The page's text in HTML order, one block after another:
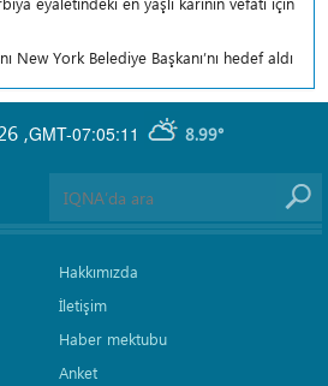
New York Belediye Başkanı’nı hedef aldı
GMT-07:05:11 8.99°
,
Hakkımızda
İletişim
Haber mektubu
Anket